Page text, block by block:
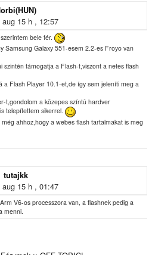
aug 15 h , 12:57
bele fér.
Samsung Galaxy 551-esem 2.2-es Froyo van
támogatja a Flash-t,viszont a netes flash
a Flash Player 10.1-et,de így sem jeleníti meg a
t,gondolom a közepes színtû hardver
telepítettem sikerrel.
ahhoz,hogy a webes flash tartalmakat is meg
tutajkk
aug 15 h , 01:47
V6-os processzora van, a flashnek pedig a
menni.